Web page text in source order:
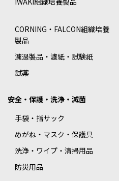
CORNING・FALCON組織培養
製品
濾過製品・濾紙・試験紙
試薬
安全・保護・洗浄・滅菌
手袋・指サック
めがね・マスク・保護具
洗浄・ワイプ・清掃用品
防災用品